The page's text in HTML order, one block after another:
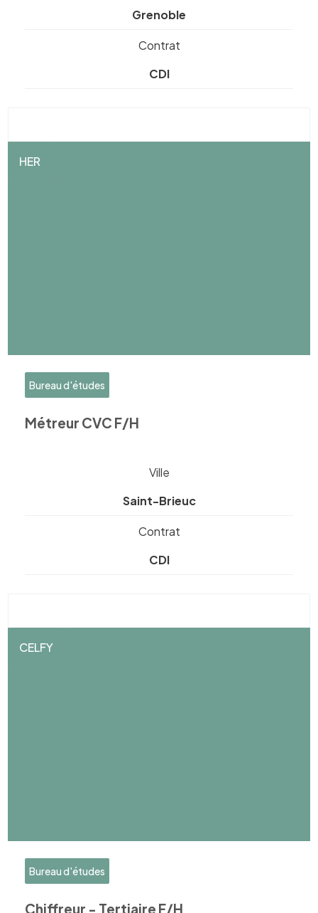
Grenoble
Contrat
CDI
HER
Bureau d'études
Métreur CVC F/H
Ville
Saint-Brieuc
Contrat
CDI
CELFY
Bureau d'études
Chiffreur - Tertiaire F/H